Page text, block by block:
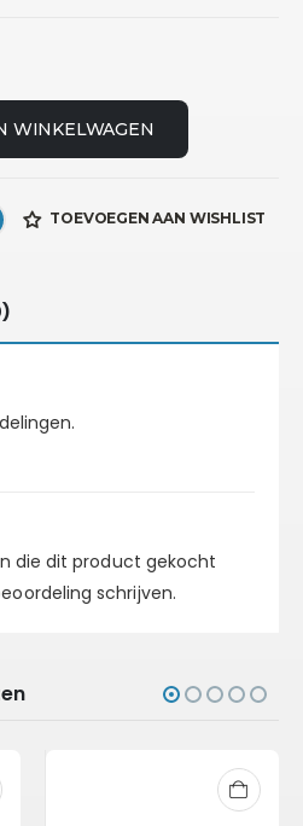
WINKELWAGEN
TOEVOEGEN AAN WISHLIST
die dit product gekocht
schrijven.